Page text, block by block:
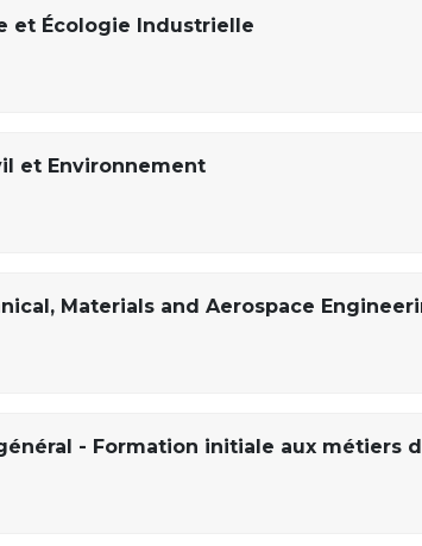
et Écologie Industrielle
et Environnement
Materials and Aerospace
- Formation initiale aux métiers